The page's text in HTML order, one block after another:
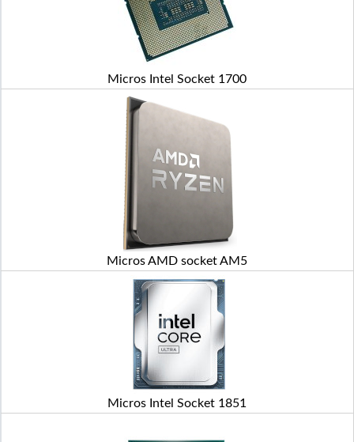
Micros Intel Socket 1700
Micros AMD socket AM5
Micros Intel Socket 1851